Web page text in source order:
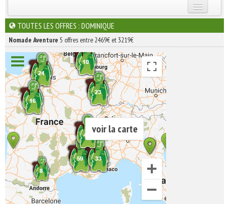
INSCRIVEZ-VOUS | ABONNEZ-VOUS
TOUTES LES OFFRES : DOMINIQUE
Nomade Aventure 5 offres entre 2469€ et 3219€
voir la carte